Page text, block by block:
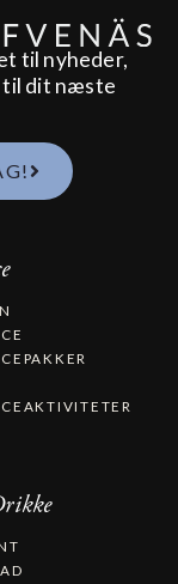
til nyheder,
til dit næste